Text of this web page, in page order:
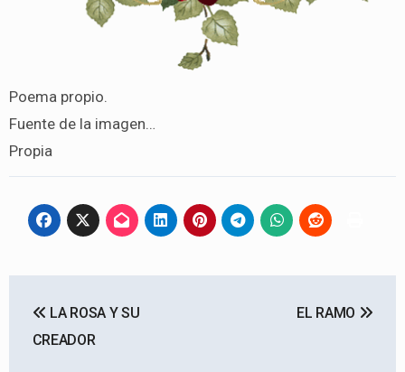
Poema propio.
Fuente de la imagen…
Propia
de
LA ROSA Y SU
CREADOR
EL RAMO